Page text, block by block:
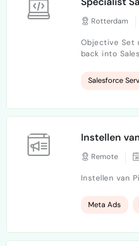
Rotterdam
Objective Set
back into
Salesforce changes. Trigger Setup Automatic survey email
Salesforce
Instellen
Remote
Instellen van
Meta Ads